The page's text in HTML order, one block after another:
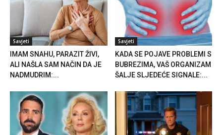
Savjeti
IMAM SNAHU, PARAZIT ŽIVI,
ALI NAŠLA SAM NAČIN DA JE
NADMUDRIM:...
Savjeti
KADA SE POJAVE PROBLEMI S
BUBREZIMA, VAŠ ORGANIZAM
ŠALJE SLJEDEĆE SIGNALE:...